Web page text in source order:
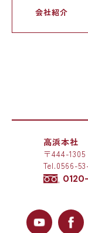
会社紹介
高浜本社
〒444-1305
Tel.0566-